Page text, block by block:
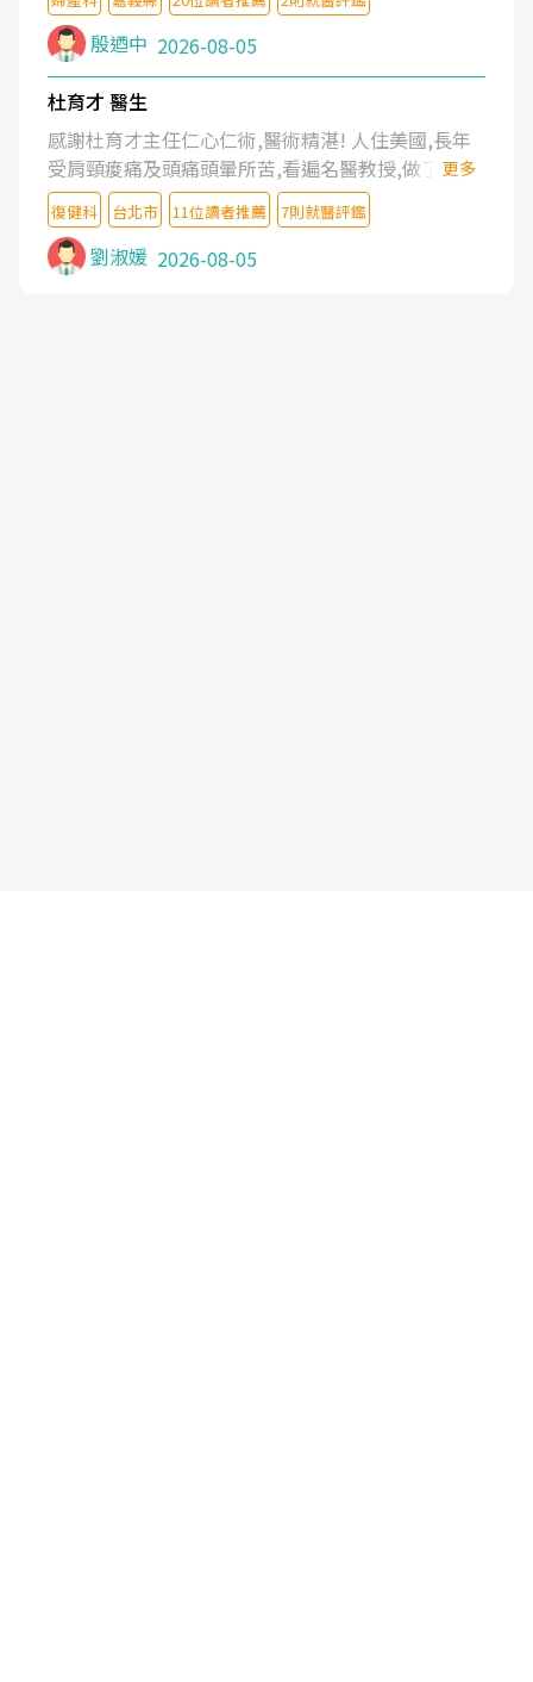
殷迺中 2026-08-05
杜育才 醫生
感謝杜育才主任仁心仁術,醫術精湛! 人住美國,長年
受肩頸痠痛及頭痛頭暈所苦,看遍名醫教授,做了各種
檢查,也嘗試過西醫打針,中醫針灸及物理徒手治療都
沒有用,後來連吃到嗎啡類止痛藥都效果有限,只是壓
症狀,沒多久就痛起來,多年失眠嚴重影響生活品質.
台灣親友介紹忠孝醫院杜育才主任是頸頭症候群專
更多
復健科 台北市 11位讀者推薦 7則就醫評鑑
劉淑媛 2026-08-05